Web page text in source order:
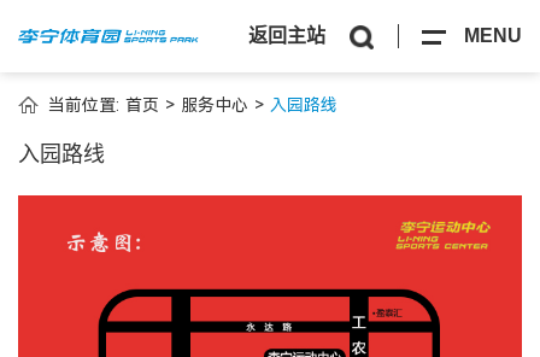
返回主站 MENU
当前位置: 首页 > 服务中心 > 入园路线
入园路线